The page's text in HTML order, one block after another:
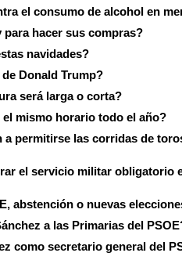
el consumo de alcohol en
hacer sus compras?
navidades?
Donald Trump?
será larga o corta?
mismo horario todo el año?
a permitirse las corridas de
el servicio militar obligatorio
abstención o nuevas
a las Primarias del
como secretario general del